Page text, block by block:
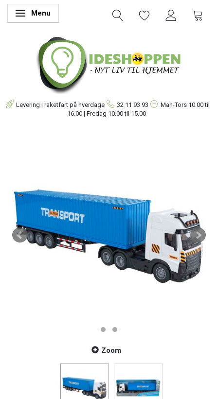
Skifte navigation
Menu
Levering i raketfart på hverdage 32 11 93 93 Man-Tors 10.00 til
16.00 | Fredag 10.00 til 15.00
Zoom